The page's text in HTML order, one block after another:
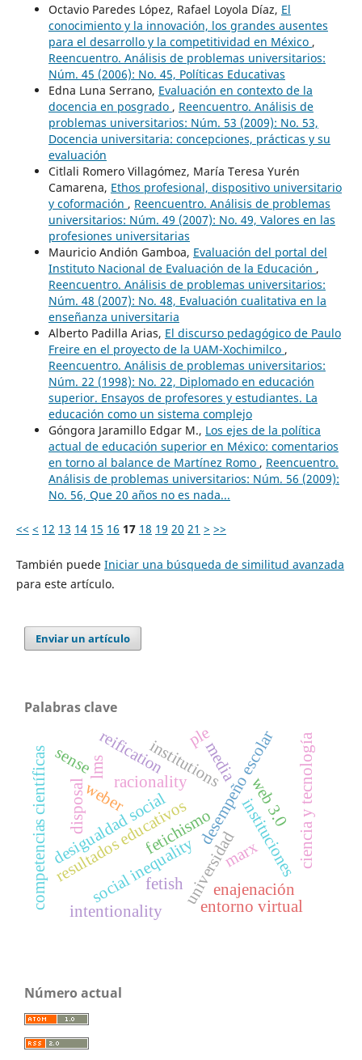
Octavio Paredes López, Rafael Loyola Díaz, El
conocimiento y la innovación, los grandes ausentes
para el desarrollo y la competitividad en México ,
Reencuentro. Análisis de problemas universitarios:
Núm. 45 (2006): No. 45, Políticas Educativas
Edna Luna Serrano, Evaluación en contexto de la
docencia en posgrado , Reencuentro. Análisis de
problemas universitarios: Núm. 53 (2009): No. 53,
Docencia universitaria: concepciones, prácticas y su
evaluación
Citlali Romero Villagómez, María Teresa Yurén
Camarena, Ethos profesional, dispositivo universitario
y coformación , Reencuentro. Análisis de problemas
universitarios: Núm. 49 (2007): No. 49, Valores en las
profesiones universitarias
Mauricio Andión Gamboa, Evaluación del portal del
Instituto Nacional de Evaluación de la Educación ,
Reencuentro. Análisis de problemas universitarios:
Núm. 48 (2007): No. 48, Evaluación cualitativa en la
enseñanza universitaria
Alberto Padilla Arias, El discurso pedagógico de Paulo
Freire en el proyecto de la UAM-Xochimilco ,
Reencuentro. Análisis de problemas universitarios:
Núm. 22 (1998): No. 22, Diplomado en educación
superior. Ensayos de profesores y estudiantes. La
educación como un sistema complejo
Góngora Jaramillo Edgar M., Los ejes de la política
actual de educación superior en México: comentarios
en torno al balance de Martínez Romo , Reencuentro.
Análisis de problemas universitarios: Núm. 56 (2009):
No. 56, Que 20 años no es nada...
<< < 12 13 14 15 16 17 18 19 20 21 > >>
También puede Iniciar una búsqueda de similitud avanzada
para este artículo.
Enviar un artículo
Palabras clave
universidad
fetichismo
resultados educativosdesempeño escolar
social inequality
desigualdad social
racionality
weber
institutions
instituciones
fetish
disposal
reification
enajenación
marx
media ciencia y tecnología
competencias científicas
ple
lms
entorno virtual
web 3.0
intentionality
sense
Número actual